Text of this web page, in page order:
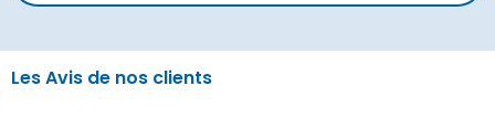
Les Avis de nos clients